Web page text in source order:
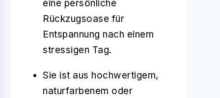
eine persönliche
Rückzugsoase für
Entspannung nach einem
stressigen Tag.
Sie ist aus hochwertigem,
naturfarbenem oder